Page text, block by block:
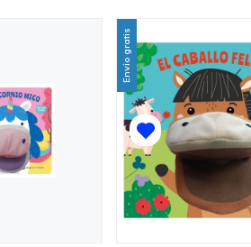
Envío gratis